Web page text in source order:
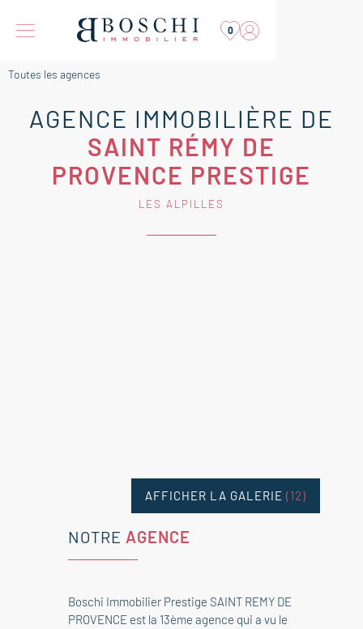
0
Toutes les agences
AGENCE IMMOBILIÈRE DE
SAINT RÉMY DE
PROVENCE PRESTIGE
LES ALPILLES
AFFICHER LA GALERIE (12)
NOTRE AGENCE
Boschi Immobilier Prestige SAINT REMY DE
PROVENCE est la 13ème agence qui a vu le